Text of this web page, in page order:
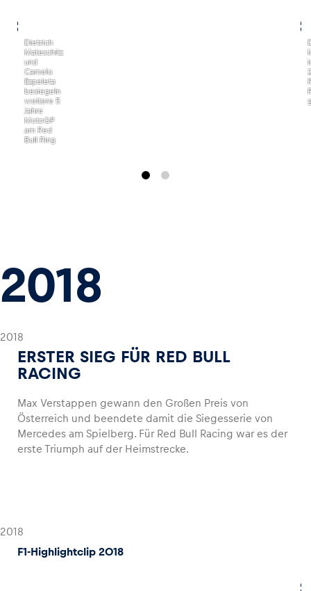
,Dietrich
Mateschitz
und
Camelo
Ezpeleta
besiegeln
weitere 5
Jahre
MotoGP
am Red
Bull Ring
,
2018
2018
ERSTER SIEG FÜR RED BULL
RACING
Max Verstappen gewann den Großen Preis von
Österreich und beendete damit die Siegesserie von
Mercedes am Spielberg. Für Red Bull Racing war es der
erste Triumph auf der Heimstrecke.
2018
F1-Highlightclip 2018